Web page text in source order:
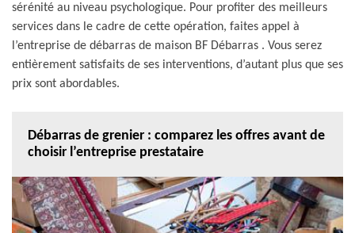
sérénité au niveau psychologique. Pour profiter des meilleurs
services dans le cadre de cette opération, faites appel à
l’entreprise de débarras de maison BF Débarras . Vous serez
entièrement satisfaits de ses interventions, d’autant plus que ses
prix sont abordables.
Débarras de grenier : comparez les offres avant de
choisir l’entreprise prestataire